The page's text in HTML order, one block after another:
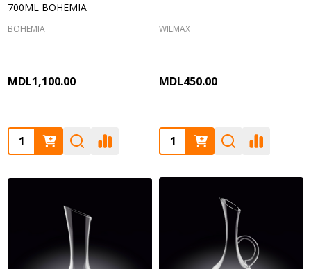
700ML BOHEMIA
BOHEMIA
MDL1,100.00
Quantity:
WILMAX
MDL450.00
Quantity: